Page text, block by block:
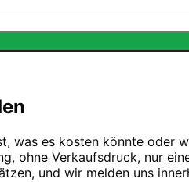
was es kosten könnte oder
ohne Verkaufsdruck, nur
und wir melden uns